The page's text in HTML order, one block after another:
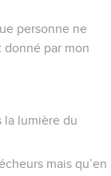
personne ne
donné par mon
la lumière du
mais qu’en